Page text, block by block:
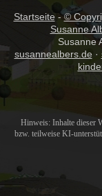
Startseite-©
Susanne
Susanne
susannealbers.de·
Hinweis: Inhalte dieser
bzw. teilweise KI-